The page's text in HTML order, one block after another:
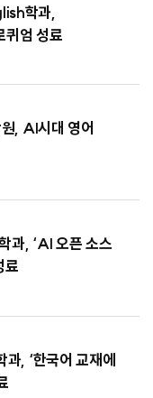
학과,
퀴엄 성료
, AI시대 영어
과, ‘AI 오픈 소스
료
, ‘한국어 교재에